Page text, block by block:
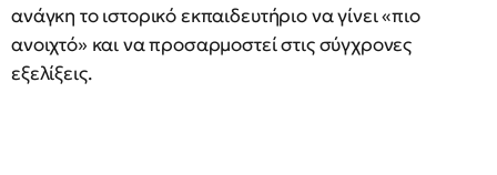
ανάγκη το ιστορικό εκπαιδευτήριο να γίνει «πιο
ανοιχτό» και να προσαρμοστεί στις σύγχρονες
εξελίξεις.